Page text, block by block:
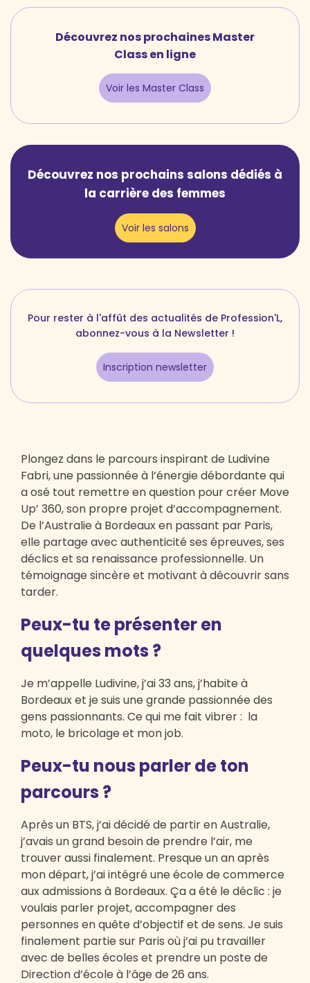
Découvrez nos prochaines Master
Class en ligne
Voir les Master Class
Découvrez nos prochains salons dédiés à
la carrière des femmes
Voir les salons
Pour rester à l'affût des actualités de Profession'L,
abonnez-vous à la Newsletter !
Inscription newsletter
Plongez dans le parcours inspirant de Ludivine
Fabri, une passionnée à l’énergie débordante qui
a osé tout remettre en question pour créer Move
Up’ 360, son propre projet d’accompagnement.
De l’Australie à Bordeaux en passant par Paris,
elle partage avec authenticité ses épreuves, ses
déclics et sa renaissance professionnelle. Un
témoignage sincère et motivant à découvrir sans
tarder.
Peux-tu te présenter en
quelques mots ?
Je m’appelle Ludivine, j’ai 33 ans, j’habite à
Bordeaux et je suis une grande passionnée des
gens passionnants. Ce qui me fait vibrer : la
moto, le bricolage et mon job.
Peux-tu nous parler de ton
parcours ?
Après un BTS, j’ai décidé de partir en Australie,
j’avais un grand besoin de prendre l’air, me
trouver aussi finalement. Presque un an après
mon départ, j’ai intégré une école de commerce
aux admissions à Bordeaux. Ça a été le déclic : je
voulais parler projet, accompagner des
personnes en quête d’objectif et de sens. Je suis
finalement partie sur Paris où j’ai pu travailler
avec de belles écoles et prendre un poste de
Direction d’école à l’âge de 26 ans.